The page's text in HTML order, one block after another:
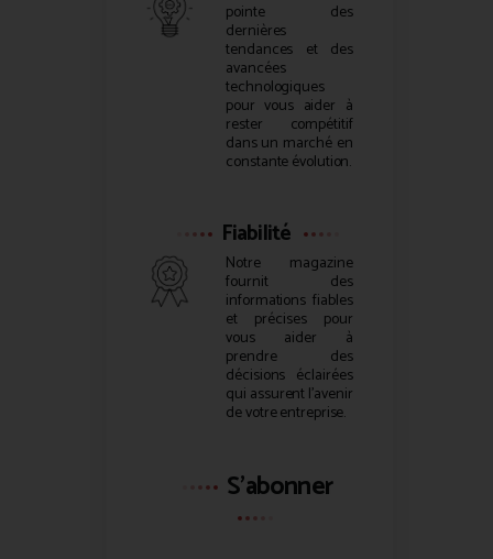
pointe des
dernières
tendances et des
avancées
technologiques
pour vous aider à
rester compétitif
dans un marché en
constante évolution.
Fiabilité
Notre magazine
fournit des
informations fiables
et précises pour
vous aider à
prendre des
décisions éclairées
qui assurent l’avenir
de votre entreprise.
S'abonner